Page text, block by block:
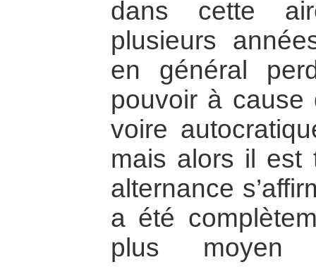
dans cette
plusieurs
en général
pouvoir à cause
voire
mais alors il est
alternance
a été
plus